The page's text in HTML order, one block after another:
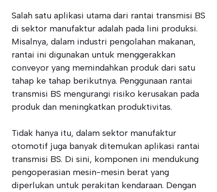
Salah satu aplikasi utama dari rantai transmisi BS
di sektor manufaktur adalah pada lini produksi.
Misalnya, dalam industri pengolahan makanan,
rantai ini digunakan untuk menggerakkan
conveyor yang memindahkan produk dari satu
tahap ke tahap berikutnya. Penggunaan rantai
transmisi BS mengurangi risiko kerusakan pada
produk dan meningkatkan produktivitas.
Tidak hanya itu, dalam sektor manufaktur
otomotif juga banyak ditemukan aplikasi rantai
transmisi BS. Di sini, komponen ini mendukung
pengoperasian mesin-mesin berat yang
diperlukan untuk perakitan kendaraan. Dengan